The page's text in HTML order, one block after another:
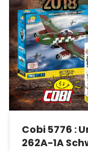
Cobi 5776 :
262A-1A